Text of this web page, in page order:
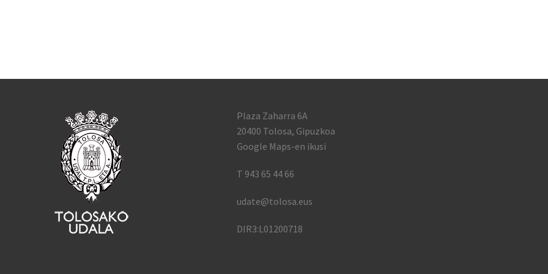
Plaza Zaharra 6A
20400 Tolosa, Gipuzkoa
Google Maps-en ikusi
T 943 65 44 66
udate@tolosa.eus
DIR3:L01200718